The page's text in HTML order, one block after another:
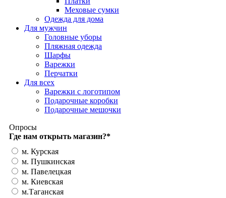
Меховые сумки
Одежда для дома
Для мужчин
Головные уборы
Пляжная одежда
Шарфы
Варежки
Перчатки
Для всех
Варежки с логотипом
Подарочные коробки
Подарочные мешочки
Опросы
Где нам открыть магазин?*
м. Курская
м. Пушкинская
м. Павелецкая
м. Киевская
м.Таганская